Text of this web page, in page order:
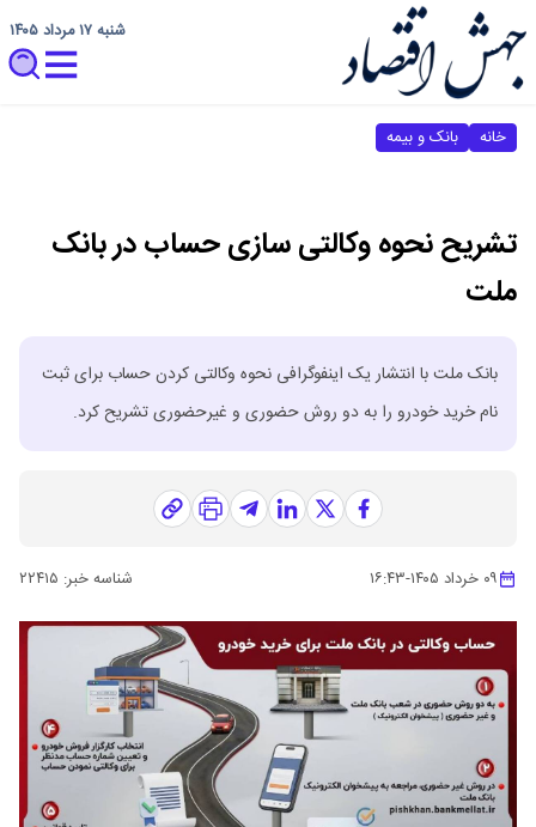
شنبه ۱۷ مرداد ۱۴۰۵
خانه بانک و بیمه
تشریح نحوه وکالتی سازی حساب در بانک
ملت
بانک ملت با انتشار یک اینفوگرافی نحوه وکالتی کردن حساب برای ثبت
نام خرید خودرو را به دو روش حضوری و غیرحضوری تشریح کرد.
۰۹ خرداد ۱۴۰۵ -۱۶:۴۳ شناسه خبر: ۲۲۴۱۵